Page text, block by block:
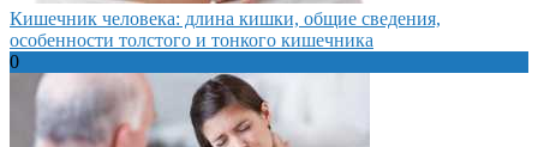
Кишечник человека: длина кишки, общие сведения,
особенности толстого и тонкого кишечника
0